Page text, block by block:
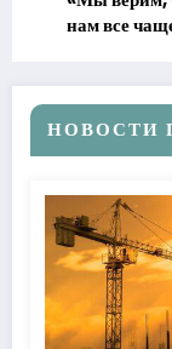
нам все
НОВОСТИ